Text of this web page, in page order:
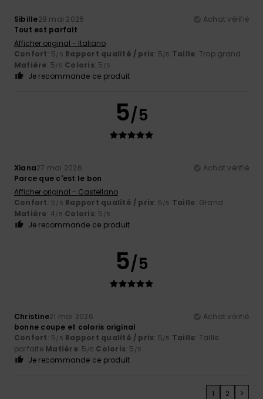
Sibille28 mai 2026
Achat vérifié
Tout est parfait
Afficher original - Italiano
Confort: 5/5 Rapport qualité / prix: 5/5 Taille: Trop grand
Matière: 5/5 Coloris: 5 /5
Je recommande ce produit
5/5
Xiana27 mai 2026
Achat vérifié
Parce que c'est le bon
Afficher original - Castellano
Confort: 5/5 Rapport qualité / prix: 5/5 Taille: Grand
Matière: 4/5 Coloris: 5 /5
Je recommande ce produit
5/5
Christine21 mai 2026
Achat vérifié
bonne coupe et coloris original
Confort: 5/5 Rapport qualité / prix: 5/5 Taille: Taille
parfaite Matière: 5 /5 Coloris: 5 /5
Je recommande ce produit
1 2 >